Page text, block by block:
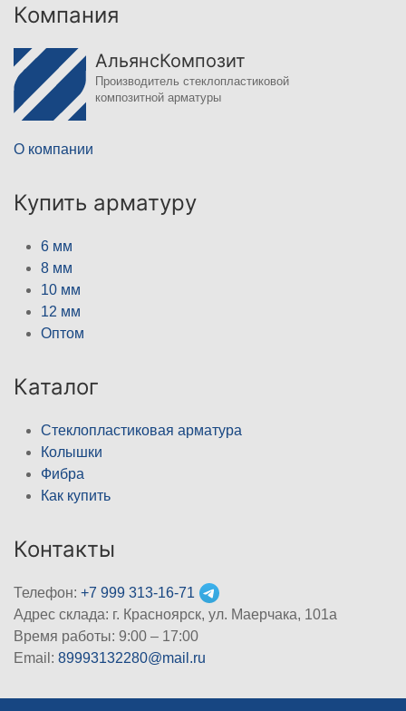
Компания
АльянсКомпозит
Производитель стеклопластиковой
композитной арматуры
О компании
Купить арматуру
6 мм
8 мм
10 мм
12 мм
Оптом
Каталог
Стеклопластиковая арматура
Колышки
Фибра
Как купить
Контакты
Телефон: +7 999 313-16-71
Адрес склада: г. Красноярск, ул. Маерчака, 101а
Время работы: 9:00 – 17:00
Email: 89993132280@mail.ru